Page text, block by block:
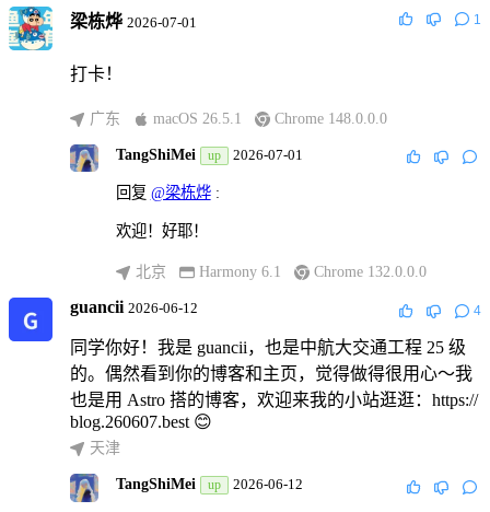
梁栋烨 2026-07-01 1
打卡！
广东 macOS 26.5.1 Chrome 148.0.0.0
TangShiMei up 2026-07-01
回复 @梁栋烨:
欢迎！好耶！
北京 Harmony 6.1 Chrome 132.0.0.0
guancii 2026-06-12 4
同学你好！我是 guancii，也是中航大交通工程 25 级
的。偶然看到你的博客和主页，觉得做得很用心～我
也是用 Astro 搭的博客，欢迎来我的小站逛逛：https://
blog.260607.best 😊
天津
TangShiMei up 2026-06-12